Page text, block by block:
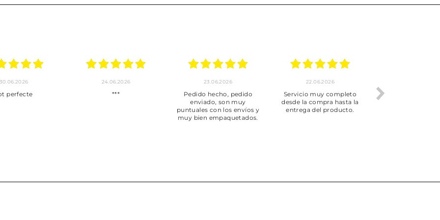
perfecte
24.06.2026
***
23.06.2026
Pedido hecho, pedido
enviado, son muy
puntuales con los envíos y
muy bien empaquetados.
22.06.2026
Servicio muy completo
desde la compra hasta la
entrega del producto.